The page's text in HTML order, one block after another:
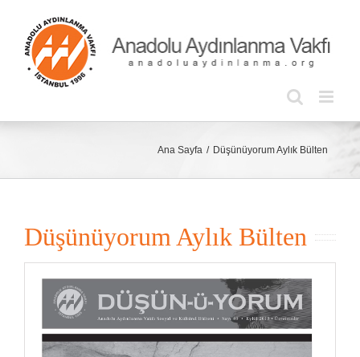
content
Ana Sayfa Düşünüyorum Aylık Bülten
Düşünüyorum Aylık Bülten